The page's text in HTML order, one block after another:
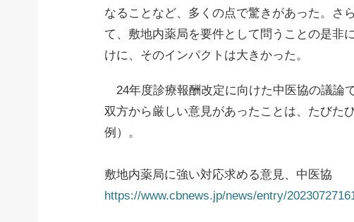
なることなど、多くの点で驚きがあった。さ
て、敷地内薬局を要件として問うことの是非
けに、そのインパクトは大きかった。
24年度診療報酬改定に向けた中医協の議論
双方から厳しい意見があったことは、たびた
例）。
敷地内薬局に強い対応求める意見、中医協
https://www.cbnews.jp/news/entry/